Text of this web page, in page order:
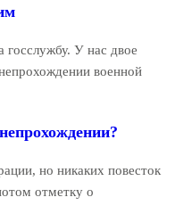
У нас двое
военной
но никаких повесток
отметку о